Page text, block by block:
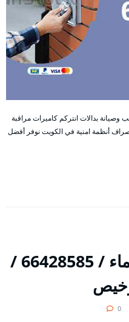
بدالات انتركم كاميرات مراقبة
أنظمة امنية في الكويت نوفر أفضل
فني تركيب بدالات تيماء / 66428585 /
0